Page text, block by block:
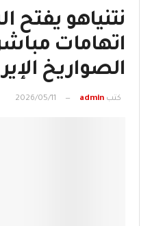
نتنياهو يفتح
اتهامات
الصواريخ
كتب admin
2026/05/11